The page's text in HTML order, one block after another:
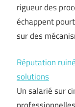
rigueur des
échappent
sur des
Réputation
solutions
Un salarié sur